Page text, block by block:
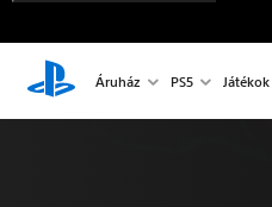
Áruház PS5 Játékok